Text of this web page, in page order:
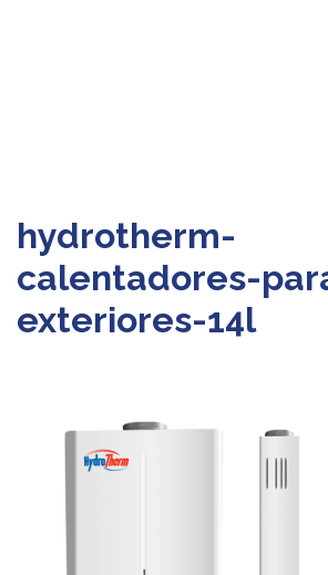
hydrotherm-
calentadores-
exteriores-14l